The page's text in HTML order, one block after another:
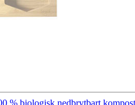
% biologisk nedbrytbart